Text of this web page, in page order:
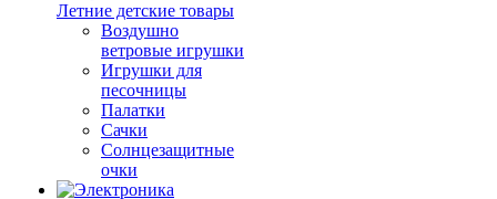
Летние детские товары
Воздушно
ветровые игрушки
Игрушки для
песочницы
Палатки
Сачки
Солнцезащитные
очки